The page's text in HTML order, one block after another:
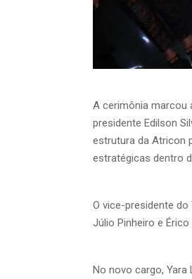
A cerimônia marcou
presidente Edilson
estrutura da Atricon
estratégicas dentro
O vice-presidente
Júlio Pinheiro e
No novo cargo,